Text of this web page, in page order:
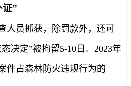
证”
人员抓获，除罚款外，还可
决定”被拘留5-10日。2023年
件占森林防火违规行为的